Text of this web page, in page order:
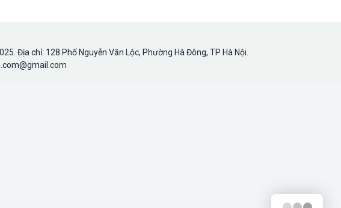
Địa chỉ: 128 Phố Nguyễn Văn Lộc, Phường Hà Đông, TP Hà Nội.